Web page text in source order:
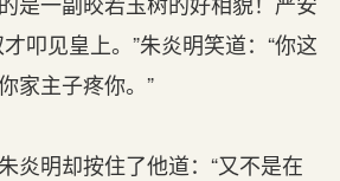
叩见皇上。”朱炎明笑道：“你这
家主子疼你。”
炎明却按住了他道：“又不是在